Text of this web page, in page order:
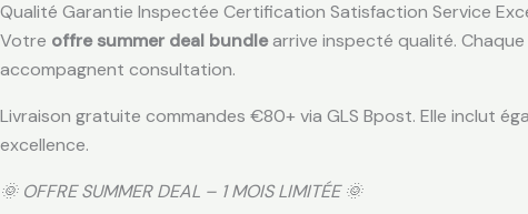
Qualité Garantie Inspectée Certification Satisfaction Service
Votre offre summer deal bundlearrive inspecté qualité.
accompagnent consultation.
Livraison gratuite commandes €80+ via GLS Bpost. Elle inclut
excellence.
🌞 OFFRE SUMMER DEAL – 1 MOIS LIMITÉE 🌞